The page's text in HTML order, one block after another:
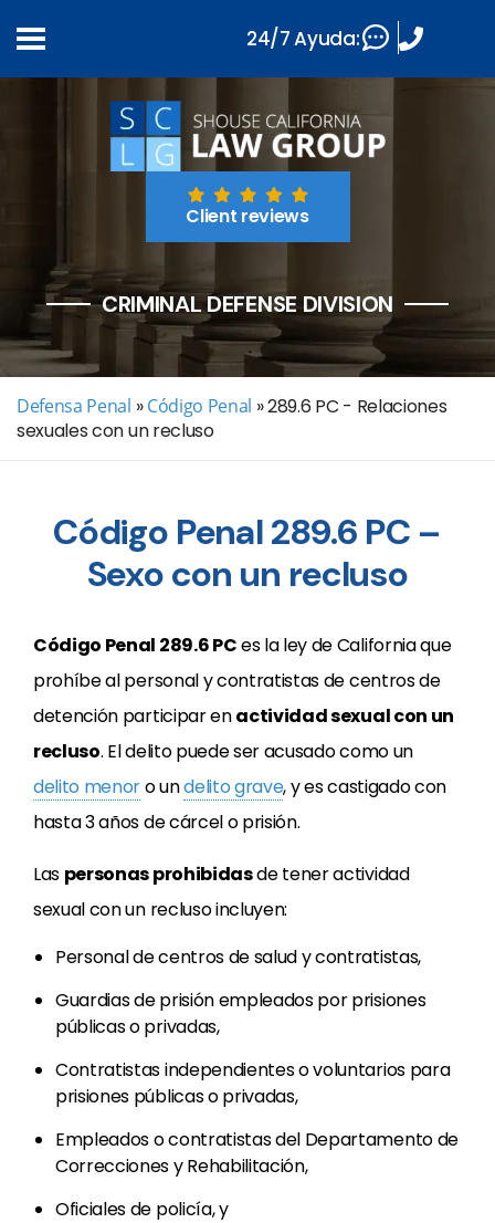
Client reviews
CRIMINAL DEFENSE DIVISION
Defensa Penal » Código Penal »289.6 PC - Relaciones
sexuales con un recluso
Código Penal 289.6 PC –
Sexo con un recluso
Código Penal 289.6 PCes la ley de California que
prohíbe al personal y contratistas de centros de
detención participar enactividad sexual con un
recluso. El delito puede ser acusado como un
delito menoro undelito grave, y es castigado con
hasta 3 años de cárcel o prisión.
Las personas prohibidasde tener actividad
sexual con un recluso incluyen:
Personal de centros de salud y contratistas,
Guardias de prisión empleados por prisiones
públicas o privadas,
Contratistas independientes o voluntarios para
prisiones públicas o privadas,
Empleados o contratistas del Departamento de
Correcciones y Rehabilitación,
Oficiales de policía, y
24/7 Ayuda: